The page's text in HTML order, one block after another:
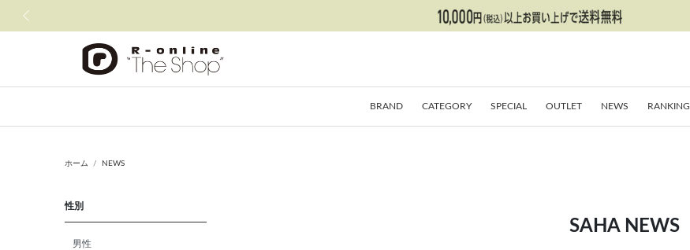
BRAND CATEGORY SPECIAL OUTLET NEWS RANKING
ホーム NEWS
性別
男性
SAHA NEWS